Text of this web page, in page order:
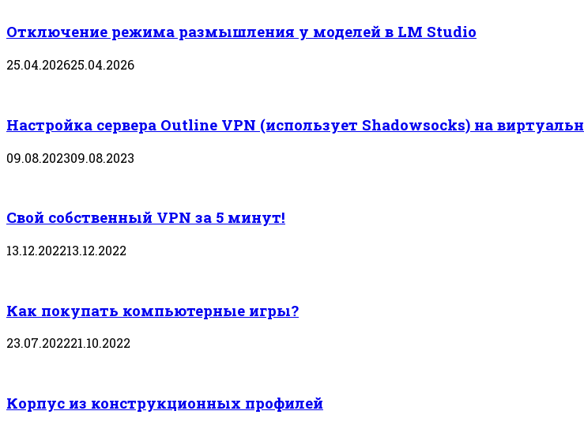
Отключение режима размышления у моделей в LM Studio
25.04.202625.04.2026
Настройка сервера Outline VPN (использует Shadowsocks) на
09.08.202309.08.2023
Свой собственный VPN за 5 минут!
13.12.202213.12.2022
Как покупать компьютерные игры?
23.07.202221.10.2022
Корпус из конструкционных профилей